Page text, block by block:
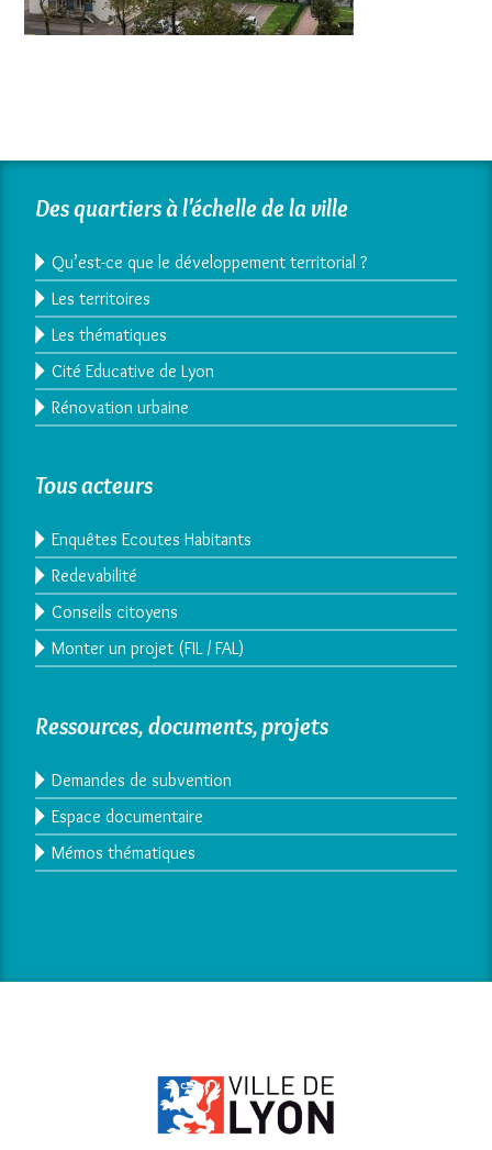
Des quartiers à l'échelle de la ville
Qu’est-ce que le développement territorial ?
Les territoires
Les thématiques
Cité Educative de Lyon
Rénovation urbaine
Tous acteurs
Enquêtes Ecoutes Habitants
Redevabilité
Conseils citoyens
Monter un projet (FIL / FAL)
Ressources, documents, projets
Demandes de subvention
Espace documentaire
Mémos thématiques